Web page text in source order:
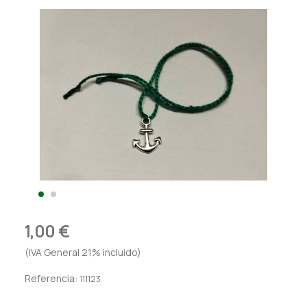
1,00 €
(IVA General 21% incluido)
Referencia: 111123